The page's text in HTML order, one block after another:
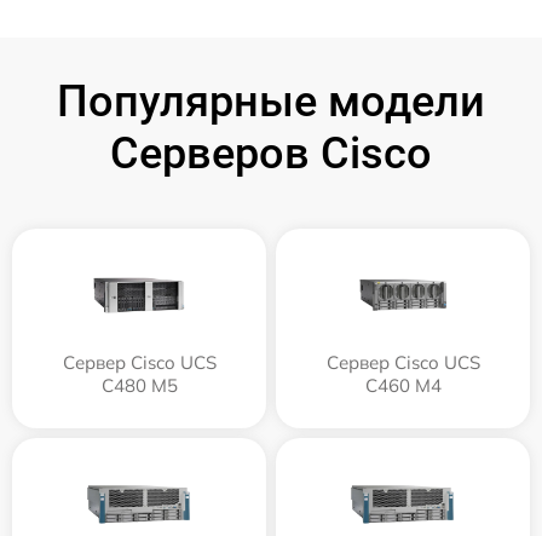
Популярные модели
Серверов Cisco
Сервер Cisco UCS
C480 M5
Сервер Cisco UCS
C460 M4